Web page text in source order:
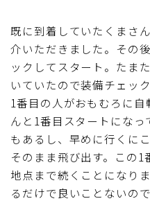
既に到着していたくまさ
介いただきました。その
ックしてスタート。たま
いていたので装備チェッ
1番目の人がおもむろに
んと1番目スタートにな
もあるし、早めに行くに
そのまま飛び出す。この
地点まで続くことになり
るだけで良いことないの